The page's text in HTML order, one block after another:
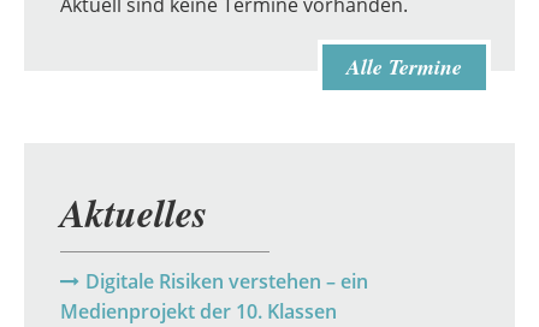
Alle Termine
Aktuelles
Digitale Risiken verstehen – ein
Medienprojekt der 10. Klassen